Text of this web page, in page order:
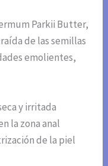
Parkii Butter,
de las semillas
emolientes,
y irritada
la zona anal
de la piel